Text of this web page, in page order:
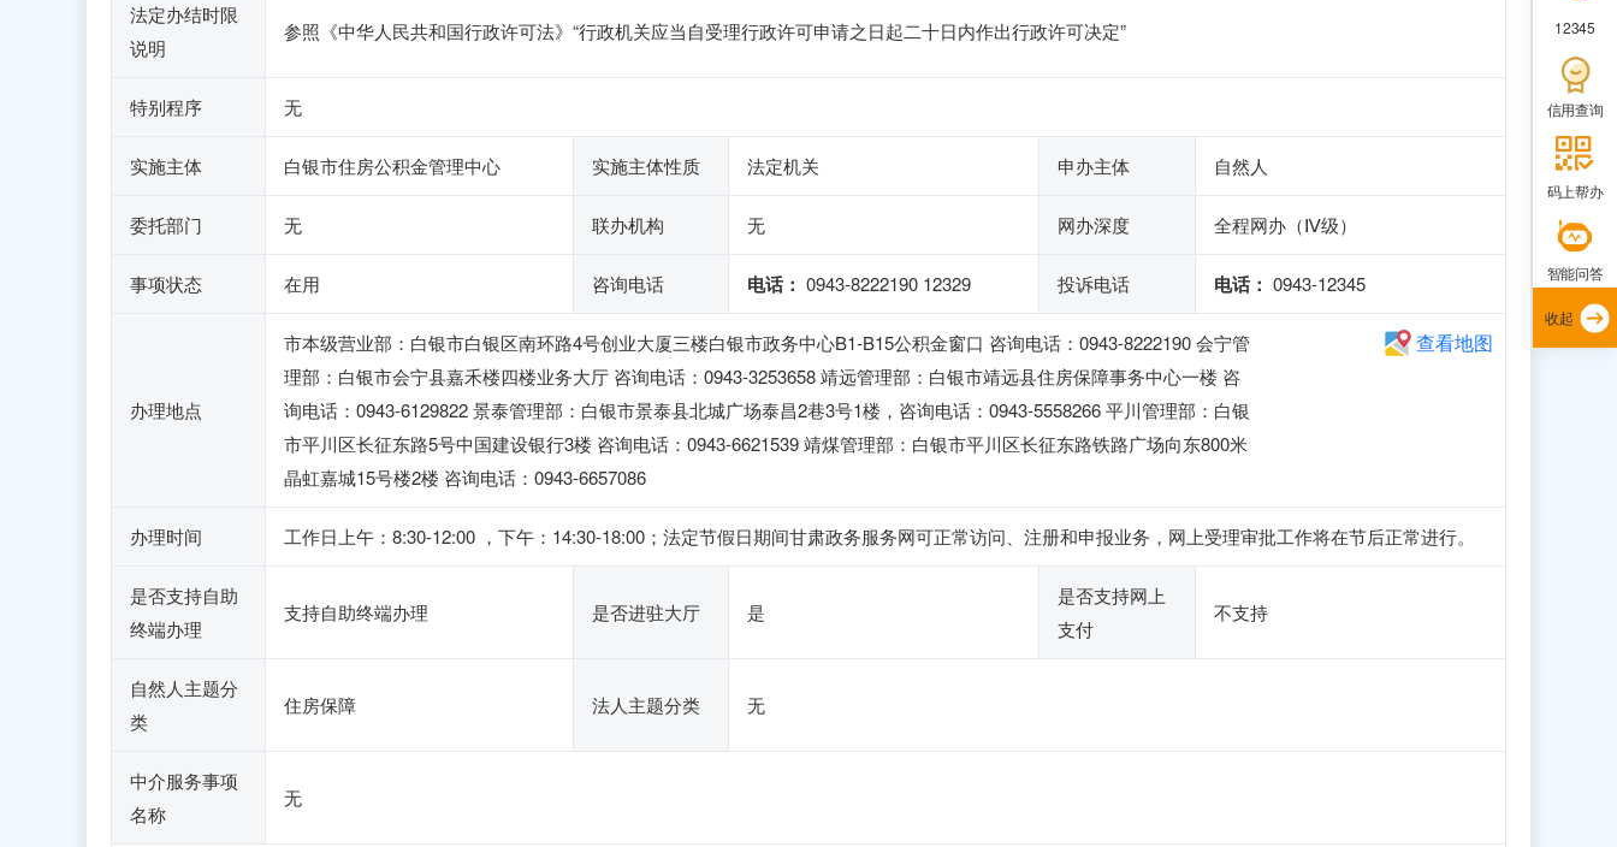
法定办结时限
说明
参照《中华人民共和国行政许可法》“行政机关应当自受理行政许可申请之日起二十日内作出行政许可决定”
特别程序 无
实施主体 白银市住房公积金管理中心 实施主体性质 法定机关 申办主体 自然人
委托部门 无 联办机构 无 网办深度 全程网办（Ⅳ级）
事项状态 在用 咨询电话 电话： 0943-8222190 12329 投诉电话 电话： 0943-12345
办理地点
市本级营业部：白银市白银区南环路4号创业大厦三楼白银市政务中心B1-B15公积金窗口 咨询电话：0943-8222190 会宁管
理部：白银市会宁县嘉禾楼四楼业务大厅 咨询电话：0943-3253658 靖远管理部：白银市靖远县住房保障事务中心一楼 咨
询电话：0943-6129822 景泰管理部：白银市景泰县北城广场泰昌2巷3号1楼，咨询电话：0943-5558266 平川管理部：白银
市平川区长征东路5号中国建设银行3楼 咨询电话：0943-6621539 靖煤管理部：白银市平川区长征东路铁路广场向东800米
晶虹嘉城15号楼2楼 咨询电话：0943-6657086
查看地图
办理时间 工作日上午：8:30-12:00 ，下午：14:30-18:00；法定节假日期间甘肃政务服务网可正常访问、注册和申报业务，网上受理审批工作将在节后正常进行。
是否支持自助
终端办理
支持自助终端办理 是否进驻大厅 是
是否支持网上
支付
不支持
自然人主题分
类
住房保障 法人主题分类 无
中介服务事项
名称
无
12345
信用查询
码上帮办
智能问答
收起